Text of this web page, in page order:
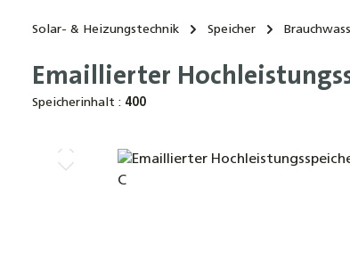
Solar- & Heizungstechnik Speicher
Emaillierter
Speicherinhalt : 400
Bildergalerie überspringen